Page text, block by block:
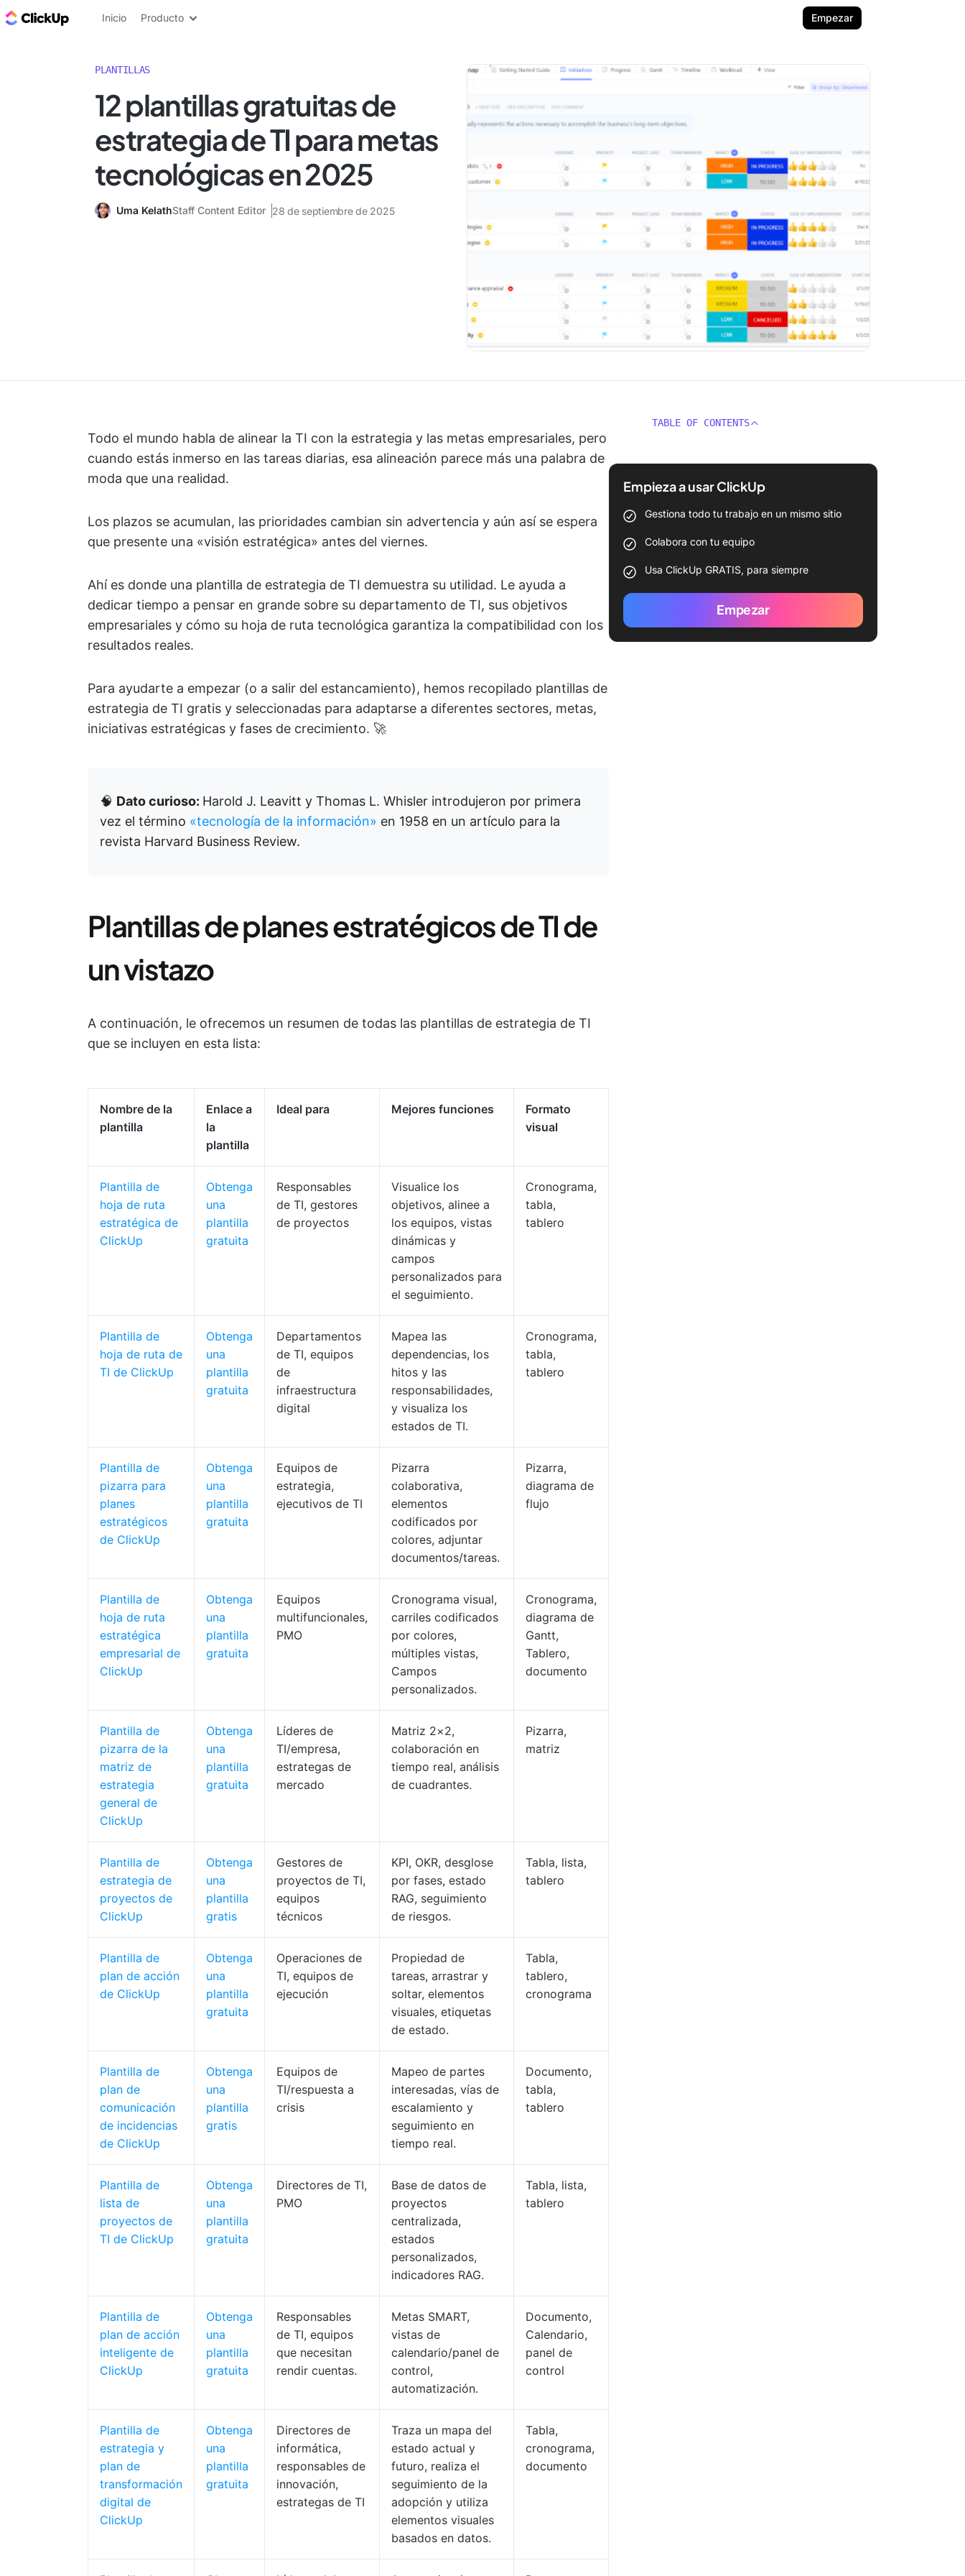
ClickUp Blog
Inicio Producto Empezar
PLANTILLAS
12 plantillas gratuitas de
estrategia de TI para metas
tecnológicas en 2025
Uma KelathStaff Content Editor 28 de septiembre de 2025
Todo el mundo habla de alinear la TI con la estrategia y las metas empresariales, pero
cuando estás inmerso en las tareas diarias, esa alineación parece más una palabra de
moda que una realidad.
Los plazos se acumulan, las prioridades cambian sin advertencia y aún así se espera
que presente una «visión estratégica» antes del viernes.
Ahí es donde una plantilla de estrategia de TI demuestra su utilidad. Le ayuda a
dedicar tiempo a pensar en grande sobre su departamento de TI, sus objetivos
empresariales y cómo su hoja de ruta tecnológica garantiza la compatibilidad con los
resultados reales.
Para ayudarte a empezar (o a salir del estancamiento), hemos recopilado plantillas de
estrategia de TI gratis y seleccionadas para adaptarse a diferentes sectores, metas,
iniciativas estratégicas y fases de crecimiento. 🚀
🧠 Dato curioso: Harold J. Leavitt y Thomas L. Whisler introdujeron por primera
vez el término «tecnología de la información» en 1958 en un artículo para la
revista Harvard Business Review.
Plantillas de planes estratégicos de TI de
un vistazo
A continuación, le ofrecemos un resumen de todas las plantillas de estrategia de TI
que se incluyen en esta lista:
Nombre de la
plantilla
Enlace a
la
plantilla
Ideal para Mejores funciones
Formato
visual
Plantilla de
hoja de ruta
estratégica de
ClickUp
Obtenga
una
plantilla
gratuita
Responsables
de TI, gestores
de proyectos
Visualice los
objetivos, alinee a
los equipos, vistas
dinámicas y
campos
personalizados para
el seguimiento.
Cronograma,
tabla,
tablero
Plantilla de
hoja de ruta de
TI de ClickUp
Obtenga
una
plantilla
gratuita
Departamentos
de TI, equipos
de
infraestructura
digital
Mapea las
dependencias, los
hitos y las
responsabilidades,
y visualiza los
estados de TI.
Cronograma,
tabla,
tablero
Plantilla de
pizarra para
planes
estratégicos
de ClickUp
Obtenga
una
plantilla
gratuita
Equipos de
estrategia,
ejecutivos de TI
Pizarra
colaborativa,
elementos
codificados por
colores, adjuntar
documentos/tareas.
Pizarra,
diagrama de
flujo
Plantilla de
hoja de ruta
estratégica
empresarial de
ClickUp
Obtenga
una
plantilla
gratuita
Equipos
multifuncionales,
PMO
Cronograma visual,
carriles codificados
por colores,
múltiples vistas,
Campos
personalizados.
Cronograma,
diagrama de
Gantt,
Tablero,
documento
Plantilla de
pizarra de la
matriz de
estrategia
general de
ClickUp
Obtenga
una
plantilla
gratuita
Líderes de
TI/empresa,
estrategas de
mercado
Matriz 2×2,
colaboración en
tiempo real, análisis
de cuadrantes.
Pizarra,
matriz
Plantilla de
estrategia de
proyectos de
ClickUp
Obtenga
una
plantilla
gratis
Gestores de
proyectos de TI,
equipos
técnicos
KPI, OKR, desglose
por fases, estado
RAG, seguimiento
de riesgos.
Tabla, lista,
tablero
Plantilla de
plan de acción
de ClickUp
Obtenga
una
plantilla
gratuita
Operaciones de
TI, equipos de
ejecución
Propiedad de
tareas, arrastrar y
soltar, elementos
visuales, etiquetas
de estado.
Tabla,
tablero,
cronograma
Plantilla de
plan de
comunicación
de incidencias
de ClickUp
Obtenga
una
plantilla
gratis
Equipos de
TI/respuesta a
crisis
Mapeo de partes
interesadas, vías de
escalamiento y
seguimiento en
tiempo real.
Documento,
tabla,
tablero
Plantilla de
lista de
proyectos de
TI de ClickUp
Obtenga
una
plantilla
gratuita
Directores de TI,
PMO
Base de datos de
proyectos
centralizada,
estados
personalizados,
indicadores RAG.
Tabla, lista,
tablero
Plantilla de
plan de acción
inteligente de
ClickUp
Obtenga
una
plantilla
gratuita
Responsables
de TI, equipos
que necesitan
rendir cuentas.
Metas SMART,
vistas de
calendario/panel de
control,
automatización.
Documento,
Calendario,
panel de
control
Plantilla de
estrategia y
plan de
transformación
digital de
ClickUp
Obtenga
una
plantilla
gratuita
Directores de
informática,
responsables de
innovación,
estrategas de TI
Traza un mapa del
estado actual y
futuro, realiza el
seguimiento de la
adopción y utiliza
elementos visuales
basados en datos.
Tabla,
cronograma,
documento
TABLE OF CONTENTS
Empieza a usar ClickUp
Gestiona todo tu trabajo en un mismo sitio
Colabora con tu equipo
Usa ClickUp GRATIS, para siempre
Empezar